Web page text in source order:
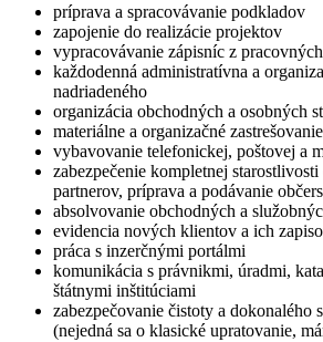
príprava a spracovávanie podkladov
zapojenie do realizácie projektov
vypracovávanie zápisníc z
každodenná administratívna a
nadriadeného
organizácia obchodných a osobných
materiálne a organizačné
vybavovanie telefonickej, poštovej a
zabezpečenie kompletnej
partnerov, príprava a podávanie
absolvovanie obchodných a
evidencia nových klientov a ich
práca s inzerčnými portálmi
komunikácia s právnikmi, úradmi,
štátnymi inštitúciami
zabezpečovanie čistoty a dokonalého
(nejedná sa o klasické upratovanie,